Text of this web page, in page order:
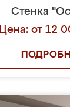
Стенка
Цена: от 12